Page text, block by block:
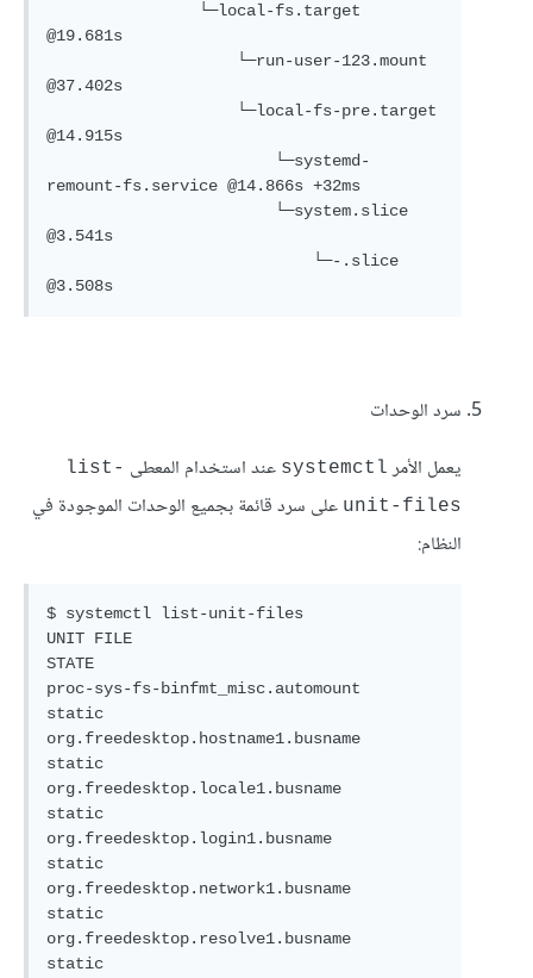
@19.681s
@37.402s
@14.915s
remount-fs.service @14.866s +32ms
@3.541s
@3.508s
سرد الوحدات
يعمل الأمر systemctl عند استخدام المعطى list-
unit-files على سرد قائمة بجميع الوحدات الموجودة في
النظام:
$ systemctl list-unit-files
UNIT FILE
STATE
proc-sys-fs-binfmt_misc.automount
static
org.freedesktop.hostname1.busname
static
org.freedesktop.locale1.busname
static
org.freedesktop.login1.busname
static
org.freedesktop.network1.busname
static
org.freedesktop.resolve1.busname
static